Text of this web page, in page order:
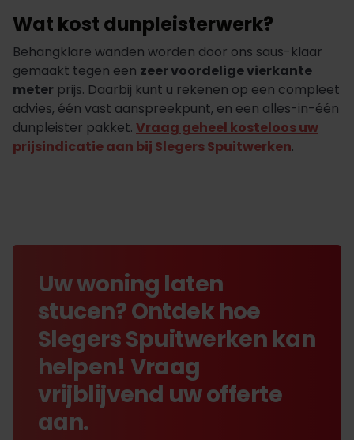
Wat kost dunpleisterwerk?
Behangklare wanden worden door ons saus-klaar
gemaakt tegen een zeer voordelige vierkante
meter prijs. Daarbij kunt u rekenen op een compleet
advies, één vast aanspreekpunt, en een alles-in-één
dunpleister pakket. Vraag geheel kosteloos uw
prijsindicatie aan bij Slegers Spuitwerken.
Uw woning laten
stucen? Ontdek hoe
Slegers Spuitwerken kan
helpen! Vraag
vrijblijvend uw offerte
aan.